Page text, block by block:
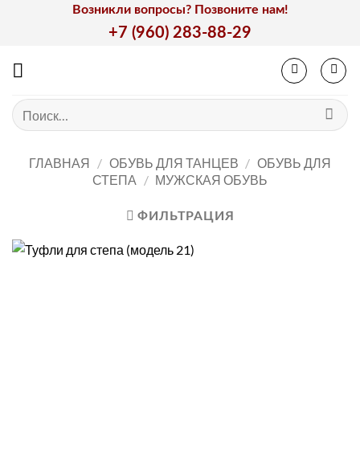
Возникли вопросы? Позвоните нам!
+7 (960) 283-88-29
Искать:
ГЛАВНАЯ / ОБУВЬ ДЛЯ ТАНЦЕВ / ОБУВЬ ДЛЯ
СТЕПА / МУЖСКАЯ ОБУВЬ
ФИЛЬТРАЦИЯ